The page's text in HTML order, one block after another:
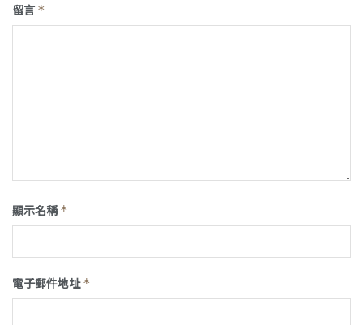
留言 *
顯示名稱*
電子郵件地址*